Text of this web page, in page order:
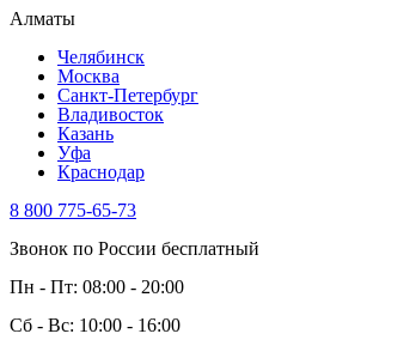
Алматы
Челябинск
Москва
Санкт-Петербург
Владивосток
Казань
Уфа
Краснодар
8 800 775-65-73
Звонок по России бесплатный
Пн - Пт: 08:00 - 20:00
Сб - Вс: 10:00 - 16:00